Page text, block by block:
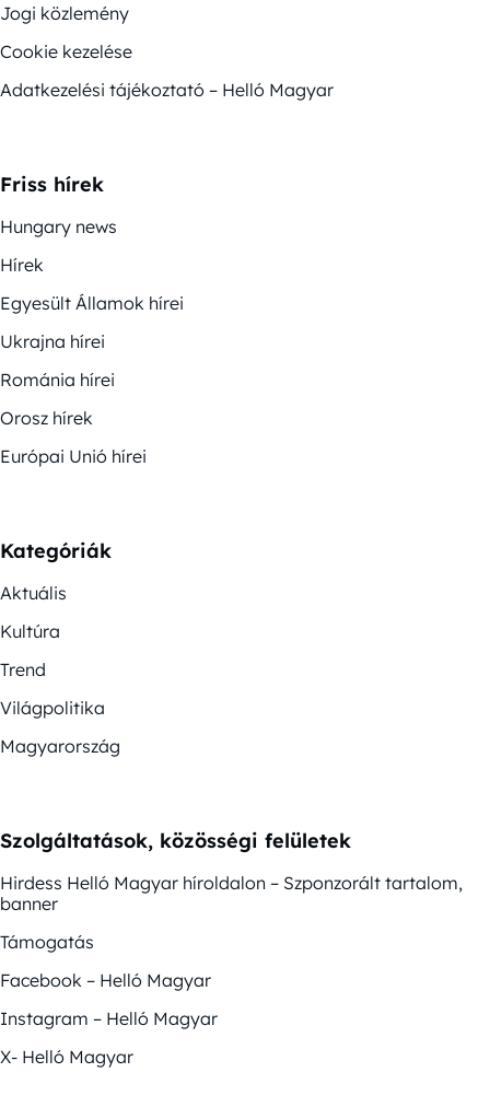
Jogi közlemény
Cookie kezelése
Adatkezelési tájékoztató – Helló Magyar
Friss hírek
Hungary news
Hírek
Egyesült Államok hírei
Ukrajna hírei
Románia hírei
Orosz hírek
Európai Unió hírei
Kategóriák
Aktuális
Kultúra
Trend
Világpolitika
Magyarország
Szolgáltatások, közösségi felületek
Hirdess Helló Magyar híroldalon – Szponzorált tartalom,
banner
Támogatás
Facebook – Helló Magyar
Instagram – Helló Magyar
X- Helló Magyar